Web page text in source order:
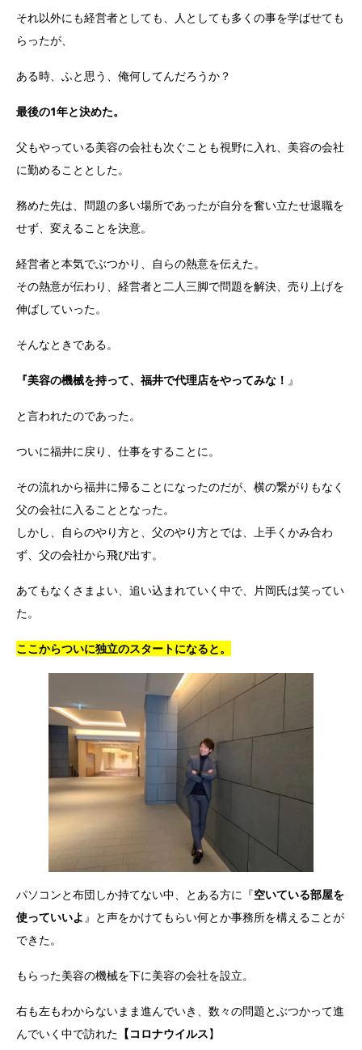
それ以外にも経営者としても、人としても多くの事を学ばせても
らったが、
ある時、ふと思う、俺何してんだろうか？
最後の1年と決めた。
父もやっている美容の会社も次ぐことも視野に入れ、美容の会社
に勤めることとした。
務めた先は、問題の多い場所であったが自分を奮い立たせ退職を
せず、変えることを決意。
経営者と本気でぶつかり、自らの熱意を伝えた。
その熱意が伝わり、経営者と二人三脚で問題を解決、売り上げを
伸ばしていった。
そんなときである。
『美容の機械を持って、福井で代理店をやってみな！ 』
と言われたのであった。
ついに福井に戻り、仕事をすることに。
その流れから福井に帰ることになったのだが、横の繋がりもなく
父の会社に入ることとなった。
しかし、自らのやり方と、父のやり方とでは、上手くかみ合わ
ず、父の会社から飛び出す。
あてもなくさまよい、追い込まれていく中で、片岡氏は笑ってい
た。
ここからついに独立のスタートになると。
パソコンと布団しか持てない中、とある方に『空いている部屋を
使っていいよ 』と声をかけてもらい何とか事務所を構えることが
できた。
もらった美容の機械を下に美容の会社を設立。
右も左もわからないまま進んでいき、数々の問題とぶつかって進
んでいく中で訪れた 【コロナウイルス】